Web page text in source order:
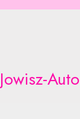
Jowisz-Auto